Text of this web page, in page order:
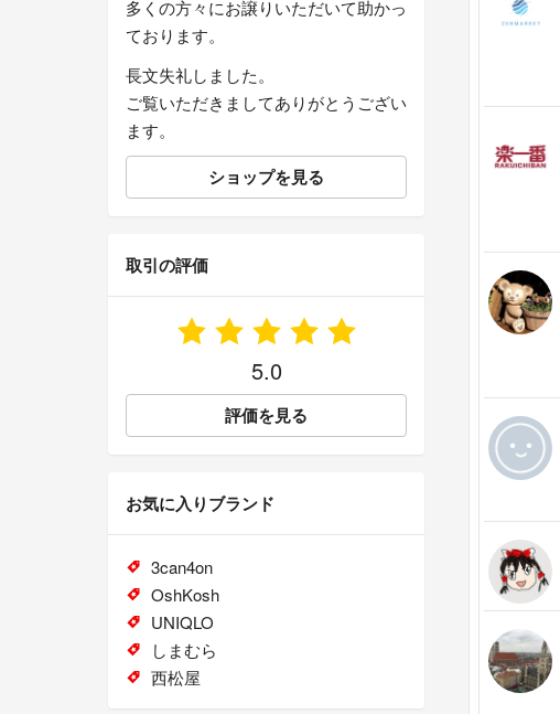
多くの方々にお譲りいただいて助かっ
ております。
長文失礼しました。
ご覧いただきましてありがとうござい
ます。
ショップを見る
取引の評価
5.0
評価を見る
お気に入りブランド
3can4on
OshKosh
UNIQLO
しまむら
西松屋